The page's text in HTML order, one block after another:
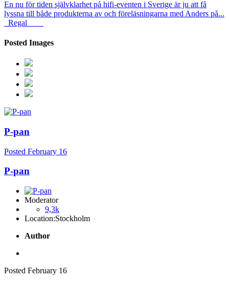
En nu för tiden självklarhet på hifi-eventen i Sverige är ju att få
lyssna till både produkterna av och föreläsningarna med Anders på...
Regal
Posted Images
P-pan
Posted February 16
P-pan
Moderator
9,3k
Location:Stockholm
Author
Posted February 16